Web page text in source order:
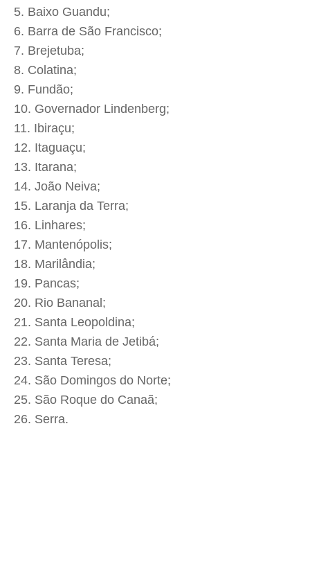
Baixo Guandu;
Barra de São Francisco;
Brejetuba;
Colatina;
Fundão;
Governador Lindenberg;
Ibiraçu;
Itaguaçu;
Itarana;
João Neiva;
Laranja da Terra;
Linhares;
Mantenópolis;
Marilândia;
Pancas;
Rio Bananal;
Santa Leopoldina;
Santa Maria de Jetibá;
Santa Teresa;
São Domingos do Norte;
São Roque do Canaã;
Serra.